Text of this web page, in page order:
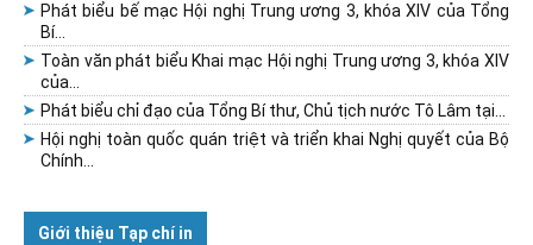
Phát biểu bế mạc Hội nghị Trung ương 3, khóa XIV của Tổng
Bí...
Toàn văn phát biểu Khai mạc Hội nghị Trung ương 3, khóa XIV
của...
Phát biểu chỉ đạo của Tổng Bí thư, Chủ tịch nước Tô Lâm tại...
Hội nghị toàn quốc quán triệt và triển khai Nghị quyết của Bộ
Chính...
Giới thiệu Tạp chí in